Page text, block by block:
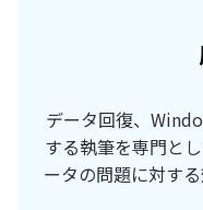
データ回復、
する執筆を専門と
ータの問題に対す